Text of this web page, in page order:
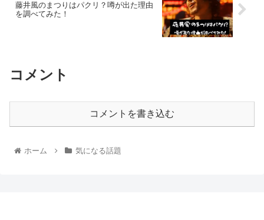
藤井風のまつりはパクリ？噂が出た理由
を調べてみた！
コメント
コメントを書き込む
ホーム 気になる話題